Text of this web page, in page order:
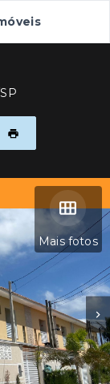
Mais fotos